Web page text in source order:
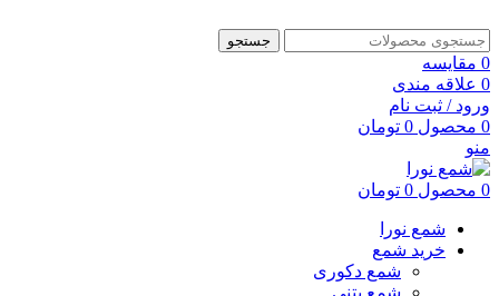
جستجو
0 مقایسه
0 علاقه مندی
ورود / ثبت نام
0 محصول 0 تومان
منو
0 محصول 0 تومان
شمع نورا
خرید شمع
شمع دکوری
شمع بتنی